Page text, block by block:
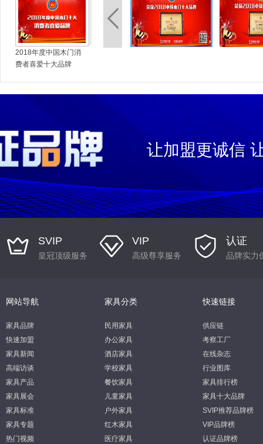
2018年度中国木门消
费者喜爱十大品牌
让加盟更诚信
SVIP
皇冠顶级服务
VIP
高级尊享服务
认证
品牌实力
网站导航
家具品牌
快速加盟
家具新闻
高端访谈
家具产品
家具展会
家具标准
家具专题
热门视频
家具分类
民用家具
办公家具
酒店家具
学校家具
餐饮家具
儿童家具
户外家具
红木家具
医疗家具
快速链接
供应链
考察工厂
在线杂志
行业图库
家具排行榜
家具十大品牌
SVIP推荐品牌榜
VIP品牌榜
认证品牌榜